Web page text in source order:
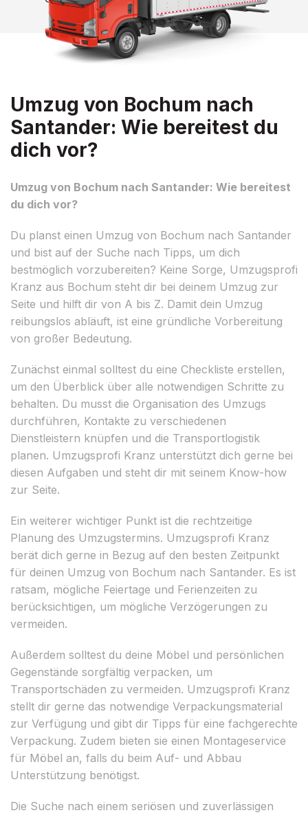
Umzug von Bochum nach
Santander: Wie bereitest du
dich vor?
Umzug von Bochum nach Santander: Wie bereitest
du dich vor?
Du planst einen Umzug von Bochum nach Santander
und bist auf der Suche nach Tipps, um dich
bestmöglich vorzubereiten? Keine Sorge, Umzugsprofi
Kranz aus Bochum steht dir bei deinem Umzug zur
Seite und hilft dir von A bis Z. Damit dein Umzug
reibungslos abläuft, ist eine gründliche Vorbereitung
von großer Bedeutung.
Zunächst einmal solltest du eine Checkliste erstellen,
um den Überblick über alle notwendigen Schritte zu
behalten. Du musst die Organisation des Umzugs
durchführen, Kontakte zu verschiedenen
Dienstleistern knüpfen und die Transportlogistik
planen. Umzugsprofi Kranz unterstützt dich gerne bei
diesen Aufgaben und steht dir mit seinem Know-how
zur Seite.
Ein weiterer wichtiger Punkt ist die rechtzeitige
Planung des Umzugstermins. Umzugsprofi Kranz
berät dich gerne in Bezug auf den besten Zeitpunkt
für deinen Umzug von Bochum nach Santander. Es ist
ratsam, mögliche Feiertage und Ferienzeiten zu
berücksichtigen, um mögliche Verzögerungen zu
vermeiden.
Außerdem solltest du deine Möbel und persönlichen
Gegenstände sorgfältig verpacken, um
Transportschäden zu vermeiden. Umzugsprofi Kranz
stellt dir gerne das notwendige Verpackungsmaterial
zur Verfügung und gibt dir Tipps für eine fachgerechte
Verpackung. Zudem bieten sie einen Montageservice
für Möbel an, falls du beim Auf- und Abbau
Unterstützung benötigst.
Die Suche nach einem seriösen und zuverlässigen